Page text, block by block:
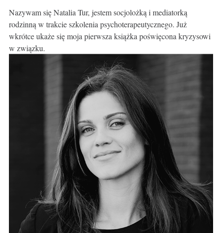
Nazywam się Natalia Tur, jestem socjolożką i mediatorką
rodzinną w trakcie szkolenia psychoterapeutycznego. Już
wkrótce ukaże się moja pierwsza książka poświęcona kryzysowi
w związku.